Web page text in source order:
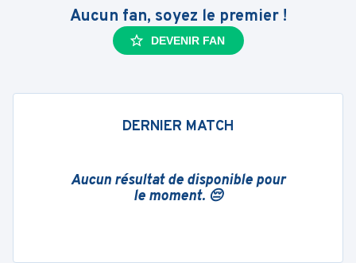
Aucun fan, soyez le premier !
DEVENIR FAN
DERNIER MATCH
Aucun résultat de disponible pour
le moment. 😔